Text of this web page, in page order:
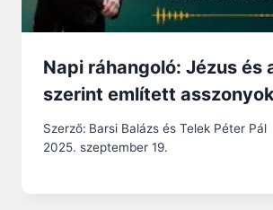
Napi ráhangoló: Jézus és
szerint említett
Szerző: Barsi Balázs és Telek Péter Pál
2025. szeptember 19.